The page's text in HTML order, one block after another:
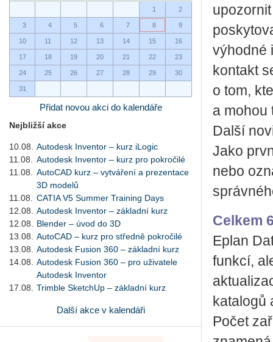
1
2
3 4 5 6 7 8 9
10 11 12 13 14 15 16
17 18 19 20 21 22 23
24 25 26 27 28 29 30
31
Přidat novou akci do kalendáře
Nejbližší akce
10.08.
Autodesk Inventor – kurz iLogic
11.08.
Autodesk Inventor – kurz pro pokročilé
11.08.
AutoCAD kurz – vytváření a prezentace
3D modelů
11.08.
CATIA V5 Summer Training Days
12.08.
Autodesk Inventor – základní kurz
12.08.
Blender – úvod do 3D
13.08.
AutoCAD – kurz pro středně pokročilé
13.08.
Autodesk Fusion 360 – základní kurz
14.08.
Autodesk Fusion 360 – pro uživatele
Autodesk Inventor
17.08.
Trimble SketchUp – základní kurz
Další akce v kalendáři
výhodné
kontakt
o tom,
a mohou
Další
Jako
nebo
Celkem
Eplan
funkcí,
katalogů
Počet